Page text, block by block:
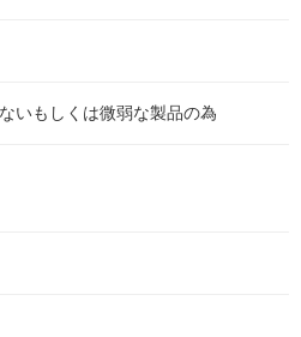
いもしくは微弱な製品の為